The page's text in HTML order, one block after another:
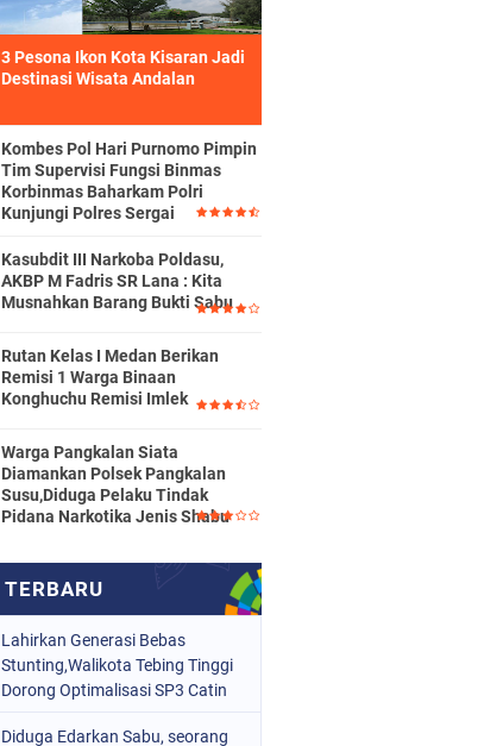
3 Pesona Ikon Kota Kisaran Jadi
Destinasi Wisata Andalan
Kombes Pol Hari Purnomo Pimpin
Tim Supervisi Fungsi Binmas
Korbinmas Baharkam Polri
Kunjungi Polres Sergai
Kasubdit III Narkoba Poldasu,
AKBP M Fadris SR Lana : Kita
Musnahkan Barang Bukti Sabu
Rutan Kelas I Medan Berikan
Remisi 1 Warga Binaan
Konghuchu Remisi Imlek
Warga Pangkalan Siata
Diamankan Polsek Pangkalan
Susu,Diduga Pelaku Tindak
Pidana Narkotika Jenis Shabu
Lahirkan Generasi Bebas
Stunting,Walikota Tebing Tinggi
Dorong Optimalisasi SP3 Catin
Diduga Edarkan Sabu, seorang